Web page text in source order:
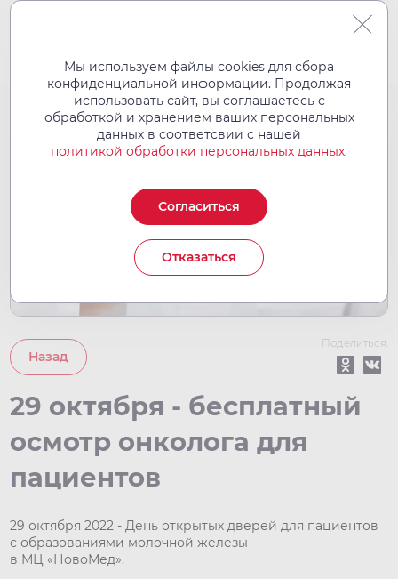
20
окт
Назад
Поделиться:
29 октября - бесплатный
осмотр онколога для
пациентов
29 октября 2022 - День открытых дверей для пациентов
с образованиями молочной железы
в МЦ «НовоМед».
Мы используем файлы cookies для сбора
конфиденциальной информации. Продолжая
использовать сайт, вы соглашаетесь с
обработкой и хранением ваших персональных
данных в соответсвии с нашей
политикой обработки персональных данных.
Согласиться
Отказаться